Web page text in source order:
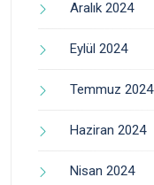
Aralık 2024
Eylül 2024
Temmuz 2024
Haziran 2024
Nisan 2024